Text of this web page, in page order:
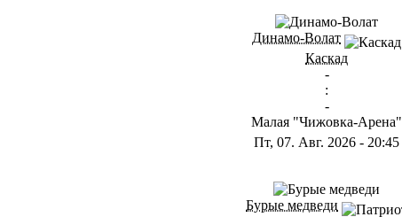
Динамо-Волат
Каскад
-
:
-
Малая "Чижовка-Арена"
Пт, 07. Авг. 2026 - 20:45
Бурые медведи